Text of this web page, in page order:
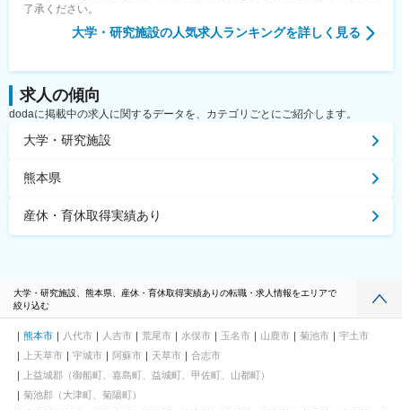
了承ください。
大学・研究施設の人気求人ランキングを詳しく見る
求人の傾向
dodaに掲載中の求人に関するデータを、カテゴリごとにご紹介します。
大学・研究施設
熊本県
産休・育休取得実績あり
大学・研究施設、熊本県、産休・育休取得実績ありの転職・求人情報をエリアで
絞り込む
熊本市 八代市 人吉市 荒尾市 水俣市 玉名市 山鹿市 菊池市
宇土市
上天草市
宇城市 阿蘇市 天草市
合志市
上益城郡（御船町、嘉島町、益城町、甲佐町、山都町）
菊池郡（大津町、菊陽町）